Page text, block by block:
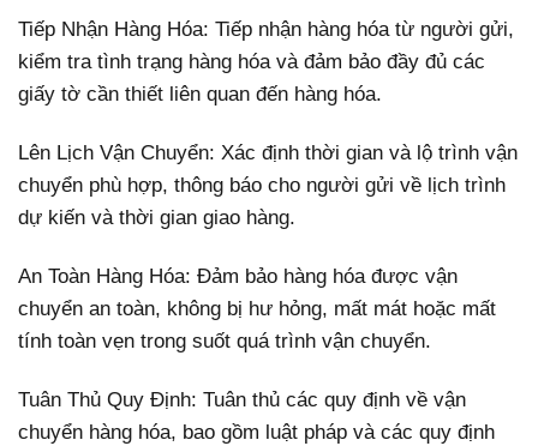
Tiếp Nhận Hàng Hóa: Tiếp nhận hàng hóa từ người gửi,
kiểm tra tình trạng hàng hóa và đảm bảo đầy đủ các
giấy tờ cần thiết liên quan đến hàng hóa.
Lên Lịch Vận Chuyển: Xác định thời gian và lộ trình vận
chuyển phù hợp, thông báo cho người gửi về lịch trình
dự kiến và thời gian giao hàng.
An Toàn Hàng Hóa: Đảm bảo hàng hóa được vận
chuyển an toàn, không bị hư hỏng, mất mát hoặc mất
tính toàn vẹn trong suốt quá trình vận chuyển.
Tuân Thủ Quy Định: Tuân thủ các quy định về vận
chuyển hàng hóa, bao gồm luật pháp và các quy định